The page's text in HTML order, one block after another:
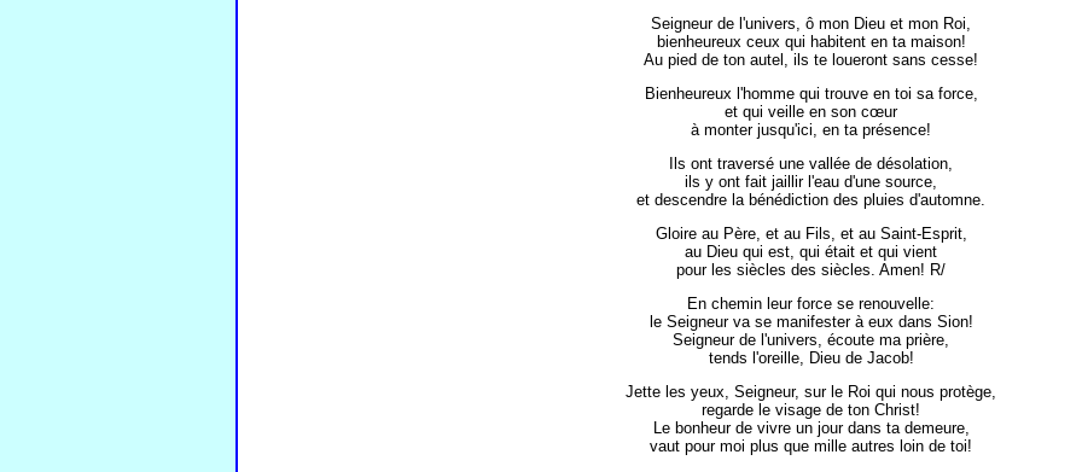
Seigneur de l'univers, ô mon Dieu et mon Roi,
bienheureux ceux qui habitent en ta maison!
Au pied de ton autel, ils te loueront sans cesse!
Bienheureux l'homme qui trouve en toi sa force,
et qui veille en son cœur
à monter jusqu'ici, en ta présence!
Ils ont traversé une vallée de désolation,
ils y ont fait jaillir l'eau d'une source,
et descendre la bénédiction des pluies d'automne.
Gloire au Père, et au Fils, et au Saint-Esprit,
au Dieu qui est, qui était et qui vient
pour les siècles des siècles. Amen! R/
En chemin leur force se renouvelle:
le Seigneur va se manifester à eux dans Sion!
Seigneur de l'univers, écoute ma prière,
tends l'oreille, Dieu de Jacob!
Jette les yeux, Seigneur, sur le Roi qui nous protège,
regarde le visage de ton Christ!
Le bonheur de vivre un jour dans ta demeure,
vaut pour moi plus que mille autres loin de toi!